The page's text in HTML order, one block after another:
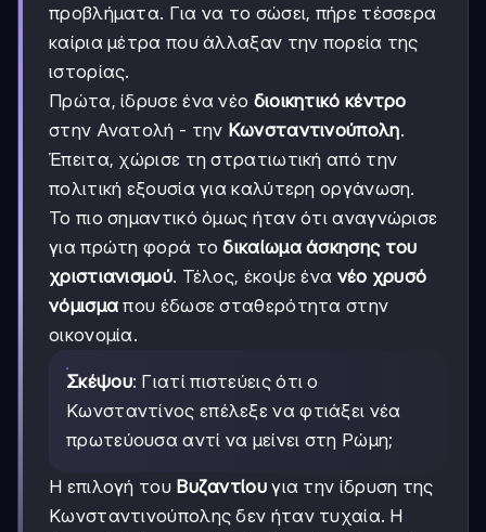
προβλήματα. Για να το σώσει, πήρε τέσσερα
καίρια μέτρα που άλλαξαν την πορεία της
ιστορίας.
Πρώτα, ίδρυσε ένα νέο διοικητικό κέντρο
στην Ανατολή - την Κωνσταντινούπολη.
Έπειτα, χώρισε τη στρατιωτική από την
πολιτική εξουσία για καλύτερη οργάνωση.
Το πιο σημαντικό όμως ήταν ότι αναγνώρισε
για πρώτη φορά τοδικαίωμα άσκησης του
χριστιανισμού. Τέλος, έκοψε ένα νέο χρυσό
νόμισμα που έδωσε σταθερότητα στην
οικονομία.
Σκέψου: Γιατί πιστεύεις ότι ο
Κωνσταντίνος επέλεξε να φτιάξει νέα
πρωτεύουσα αντί να μείνει στη Ρώμη;
Η επιλογή του Βυζαντίουγια την ίδρυση της
Κωνσταντινούπολης δεν ήταν τυχαία. Η